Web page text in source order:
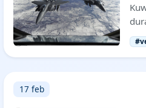
17 feb